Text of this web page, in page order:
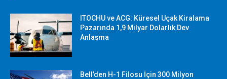
ITOCHU ve ACG: Küresel Uçak Kiralama
Pazarında 1,9 Milyar Dolarlık Dev
Anlaşma
Bell’den H-1 Filosu İçin 300 Milyon